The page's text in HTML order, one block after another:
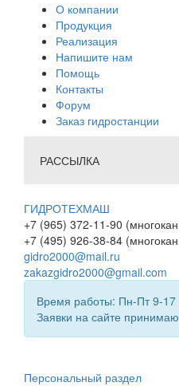
О компании
Продукция
Реализация
Напишите нам
Помощь
Контакты
Форум
Заказ гидростанции
РАССЫЛКА
ГИДРОТЕХМАШ
+7 (965) 372-11-90
+7 (495) 926-38-84
gidro2000@mail.ru
zakazgidro2000@gmail.com
Время работы: Пн-Пт 9-17
Заявки на сайте
Персональный раздел